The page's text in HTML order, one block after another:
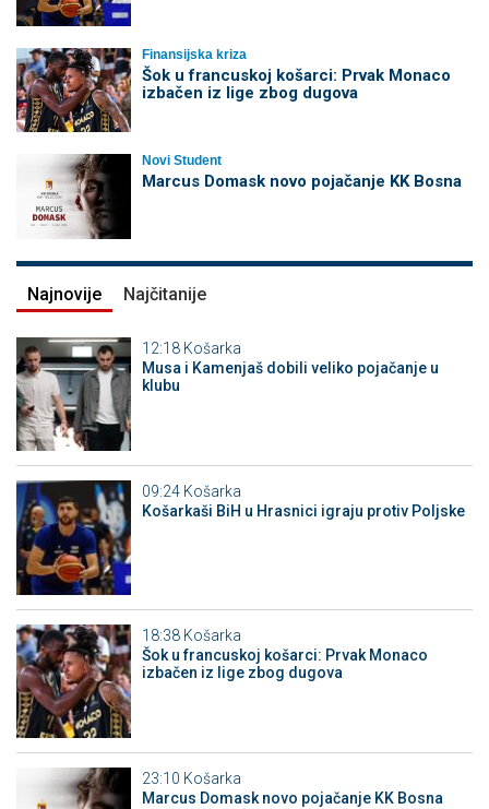
Finansijska kriza
Šok u francuskoj košarci: Prvak Monaco
izbačen iz lige zbog dugova
Novi Student
Marcus Domask novo pojačanje KK Bosna
Najnovije Najčitanije
12:18 Košarka
Musa i Kamenjaš dobili veliko pojačanje u
klubu
09:24 Košarka
Košarkaši BiH u Hrasnici igraju protiv Poljske
18:38 Košarka
Šok u francuskoj košarci: Prvak Monaco
izbačen iz lige zbog dugova
23:10 Košarka
Marcus Domask novo pojačanje KK Bosna